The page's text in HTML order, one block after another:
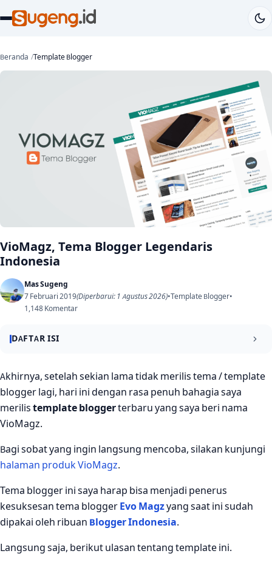
Beranda Template Blogger
VioMagz, Tema Blogger Legendaris
Indonesia
Mas Sugeng
7 Februari 2019(Diperbarui: 1 Agustus 2026)•Template Blogger•
1,148 Komentar
DAFTAR ISI
Tentang VioMagz
Fitur/Kelebihan VioMagz
Harga Template
Akhirnya, setelah sekian lama tidak merilis tema / template
blogger lagi, hari ini dengan rasa penuh bahagia saya
merilis template bloggerterbaru yang saya beri nama
VioMagz.
Bagi sobat yang ingin langsung mencoba, silakan kunjungi
halaman produk VioMagz.
Tema blogger ini saya harap bisa menjadi penerus
kesuksesan tema blogger Evo Magzyang saat ini sudah
dipakai oleh ribuan Blogger Indonesia.
Langsung saja, berikut ulasan tentang template ini.